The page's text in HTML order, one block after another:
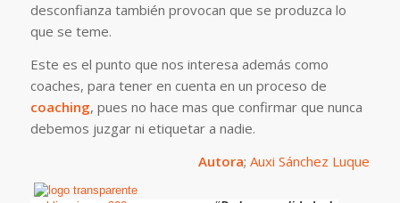
desconfianza también provocan que se produzca lo
que se teme.
Este es el punto que nos interesa además como
coaches, para tener en cuenta en un proceso de
coaching, pues no hace mas que confirmar que nunca
debemos juzgar ni etiquetar a nadie.
Autora;Auxi Sánchez Luque